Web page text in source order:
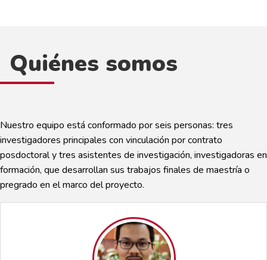
Quiénes somos
Nuestro equipo está conformado por seis personas: tres
investigadores principales con vinculación por contrato
posdoctoral y tres asistentes de investigación, investigadoras en
formación, que desarrollan sus trabajos finales de maestría o
pregrado en el marco del proyecto.